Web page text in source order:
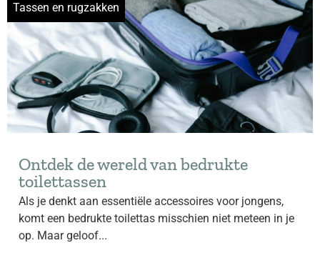
Tassen en rugzakken
Ontdek de wereld van bedrukte
toilettassen
Als je denkt aan essentiële accessoires voor jongens,
komt een bedrukte toilettas misschien niet meteen in je
op. Maar geloof...